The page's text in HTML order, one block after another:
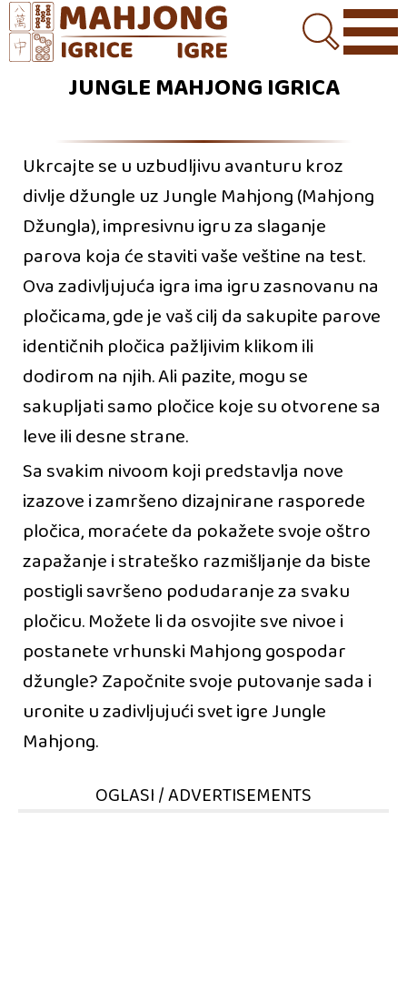
JUNGLE MAHJONG IGRICA
Ukrcajte se u uzbudljivu avanturu kroz
divlje džungle uz Jungle Mahjong (Mahjong
Džungla), impresivnu igru za slaganje
parova koja će staviti vaše veštine na test.
Ova zadivljujuća igra ima igru zasnovanu na
pločicama, gde je vaš cilj da sakupite parove
identičnih pločica pažljivim klikom ili
dodirom na njih. Ali pazite, mogu se
sakupljati samo pločice koje su otvorene sa
leve ili desne strane.
Sa svakim nivoom koji predstavlja nove
izazove i zamršeno dizajnirane rasporede
pločica, moraćete da pokažete svoje oštro
zapažanje i strateško razmišljanje da biste
postigli savršeno podudaranje za svaku
pločicu. Možete li da osvojite sve nivoe i
postanete vrhunski Mahjong gospodar
džungle? Započnite svoje putovanje sada i
uronite u zadivljujući svet igre Jungle
Mahjong.
OGLASI / ADVERTISEMENTS